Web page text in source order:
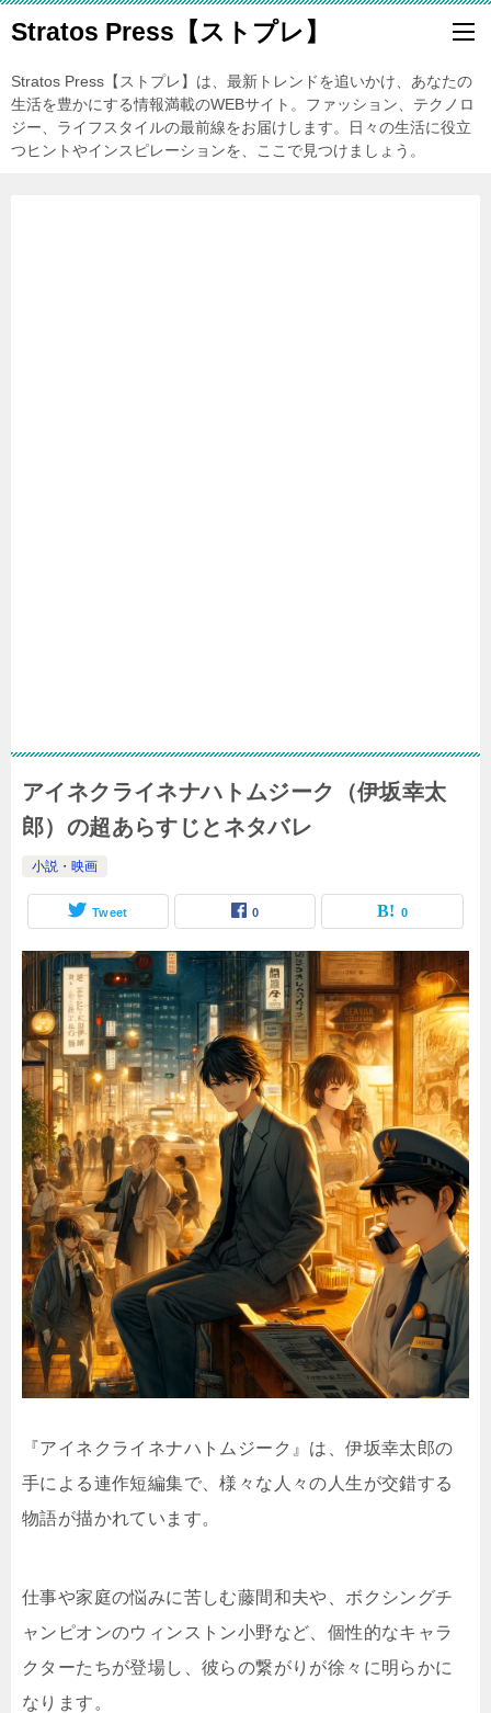
Stratos Press【ストプレ】
Stratos Press【ストプレ】は、最新トレンドを追いかけ、あなたの
生活を豊かにする情報満載のWEBサイト。ファッション、テクノロ
ジー、ライフスタイルの最前線をお届けします。日々の生活に役立
つヒントやインスピレーションを、ここで見つけましょう。
アイネクライネナハトムジーク（伊坂幸太
郎）の超あらすじとネタバレ
小説・映画
Tweet 0 0
『アイネクライネナハトムジーク』は、伊坂幸太郎の
手による連作短編集で、様々な人々の人生が交錯する
物語が描かれています。
仕事や家庭の悩みに苦しむ藤間和夫や、ボクシングチ
ャンピオンのウィンストン小野など、個性的なキャラ
クターたちが登場し、彼らの繋がりが徐々に明らかに
なります。